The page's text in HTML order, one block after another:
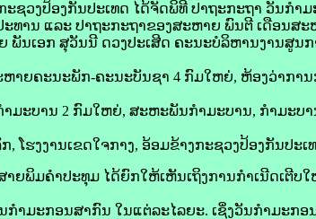
ະຊວງປ້ອງກັນປະເທດ ໄດ້ຈັດພິທີ ປາຖະກະຖາ ວັນກຳ
ນປະທານ ແລະ ປາຖະກະຖາຂອງສະຫາຍ ພົນຕີ ເດືອນ
ພັນເອກ ສຸວັນນີ ດວງປະເສີດ ຄະນະບໍລິຫານງານສູນ
າຍຄະນະພັກ-ຄະນະບັນຊາ 4 ກົມໃຫຍ່, ຫ້ອງວ່າກາ
ະບານ 2 ກົມໃຫຍ່, ສະຫະພັນກຳມະບານ, ກຳມະບ
ໂຮງງານເຂດໃຈກາງ, ອ້ອມຂ້າງກະຊວງປ້ອງກັນປະເ
ພິມຄໍາປະທຸມ ໄດ້ຍົກໃຫ້ເຫັນເຖິງການກຳເນີດເຕີບ
ຳມະກອນສາກົນ ໃນແຕ່ລະໄລຍະ. ເຊິ່ງວັນກຳມະກ